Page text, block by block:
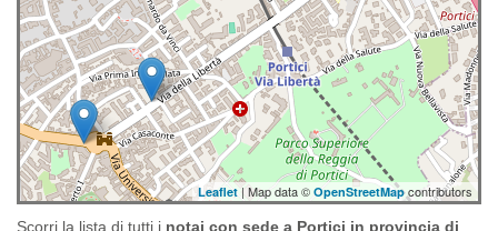
Leaflet| Map data © OpenStreetMapcontributors
Scorri la lista di tutti i notai con sede a Portici in provincia di